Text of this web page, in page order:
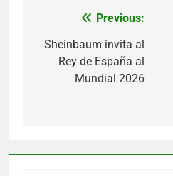
Navegación
de
entradas
Previous:
Sheinbaum invita al
Rey de España al
Mundial 2026